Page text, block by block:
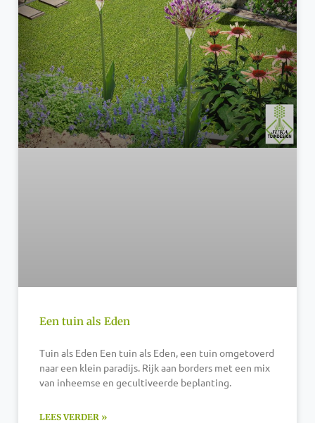
Een tuin als Eden
Tuin als Eden Een tuin als Eden, een tuin omgetoverd
naar een klein paradijs. Rijk aan borders met een mix
van inheemse en gecultiveerde beplanting.
LEES VERDER »